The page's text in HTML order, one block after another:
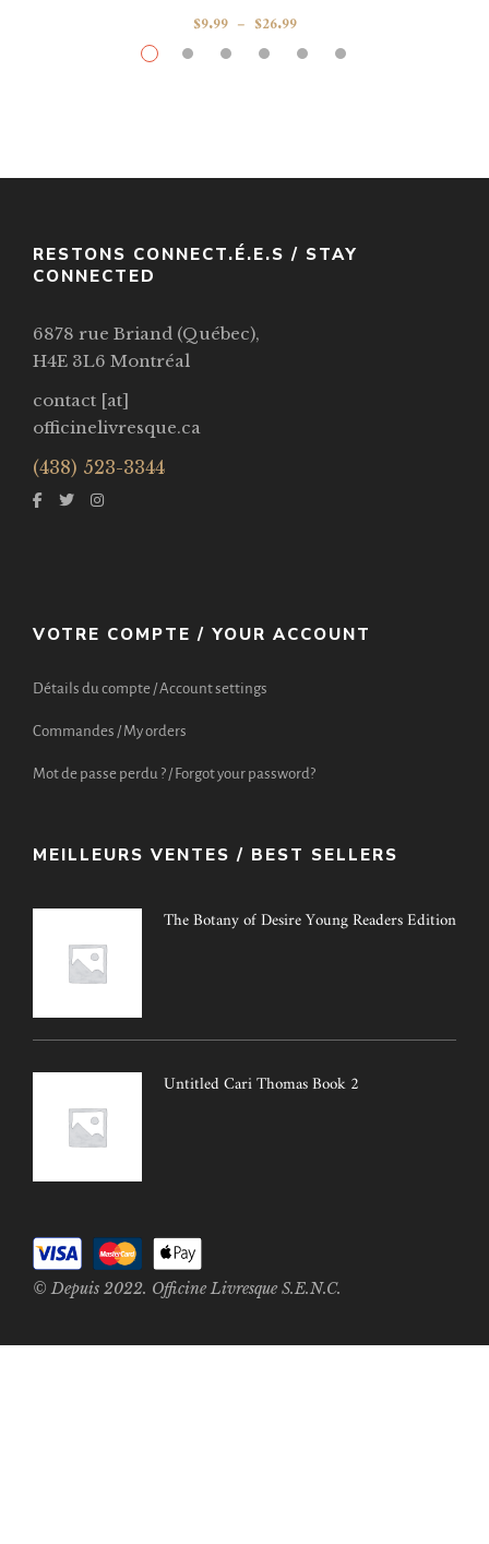
How The King Of Elfhame Learned To
$9.99 – $26.99
RESTONS CONNECT.É.E.S / STAY
CONNECTED
6878 rue Briand (Québec),
H4E 3L6 Montréal
contact [at]
officinelivresque.ca
(438) 523-3344
VOTRE COMPTE / YOUR ACCOUNT
Détails du compte / Account settings
Commandes / My orders
Mot de passe perdu ? / Forgot your password?
MEILLEURS VENTES / BEST SELLERS
The Botany of Desire Young Readers Edition
Untitled Cari Thomas Book 2
© Depuis 2022. Officine Livresque S.E.N.C.